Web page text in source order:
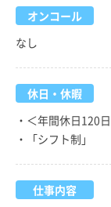
オンコール
なし
休日・休暇
・＜年間休日120
・「シフト制」
仕事内容